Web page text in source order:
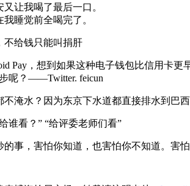
让我喝了最后一口。
睡觉前全喝完了。
不给钱只能叫捐肝
Pay，想到如果这种电子钱包比信用卡
呢？——Twitter. feicun
不淹水？因为东京下水道都直接排水到巴
谁看？” “给评委老师们看”
事，害怕你知道，也害怕你不知道。害